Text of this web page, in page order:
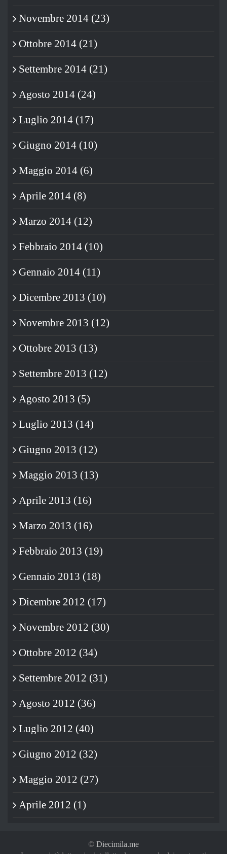
Novembre 2014 (23)
Ottobre 2014 (21)
Settembre 2014 (21)
Agosto 2014 (24)
Luglio 2014 (17)
Giugno 2014 (10)
Maggio 2014 (6)
Aprile 2014 (8)
Marzo 2014 (12)
Febbraio 2014 (10)
Gennaio 2014 (11)
Dicembre 2013 (10)
Novembre 2013 (12)
Ottobre 2013 (13)
Settembre 2013 (12)
Agosto 2013 (5)
Luglio 2013 (14)
Giugno 2013 (12)
Maggio 2013 (13)
Aprile 2013 (16)
Marzo 2013 (16)
Febbraio 2013 (19)
Gennaio 2013 (18)
Dicembre 2012 (17)
Novembre 2012 (30)
Ottobre 2012 (34)
Settembre 2012 (31)
Agosto 2012 (36)
Luglio 2012 (40)
Giugno 2012 (32)
Maggio 2012 (27)
Aprile 2012 (1)
© Diecimila.me